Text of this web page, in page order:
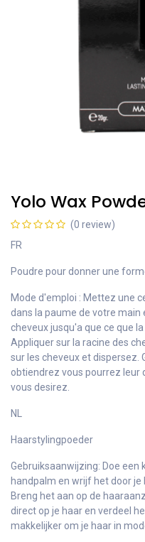
Yolo Wax
(0 review)
FR
Poudre pour donner une
Mode d'emploi : Mettez une
dans la paume de votre
cheveux jusqu'a que ce que
Appliquer sur la racine des
sur les cheveux et dispersez.
obtiendrez vous pourrez
vous desirez.
NL
Haarstylingpoeder
Gebruiksaanwijzing: Doe een
handpalm en wrijf het door je
Breng het aan op de
direct op je haar en verdeel
makkelijker om je haar in